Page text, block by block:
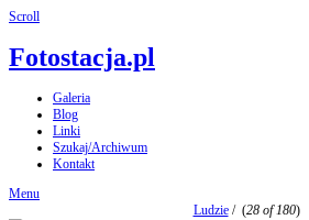
Scroll
Fotostacja.pl
Galeria
Blog
Linki
Szukaj/Archiwum
Kontakt
Menu
Ludzie/ (28 of 180)